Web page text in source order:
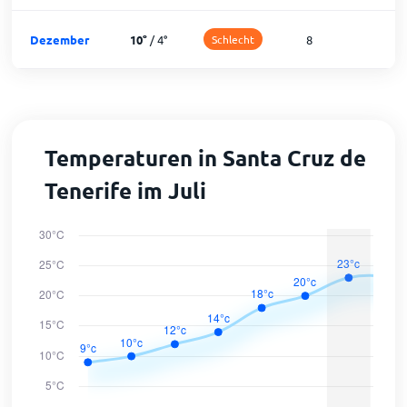
Dezember 10° /4° Schlecht 8
Temperaturen in Santa Cruz de
Tenerife im Juli